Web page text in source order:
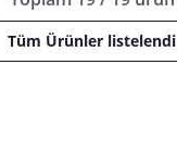
Tüm Ürünler listelendi